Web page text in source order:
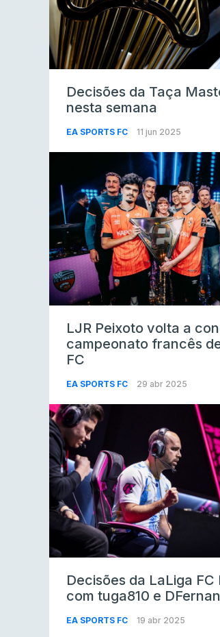
Decisões da Taça
nesta semana
EA SPORTS FC 11 jun 2025
LJR Peixoto volta a
campeonato francês
FC
EA SPORTS FC 29 abr 2025
Decisões da LaLiga FC
com tuga810 e
EA SPORTS FC 19 abr 2025